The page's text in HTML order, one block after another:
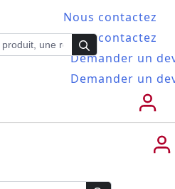
Nous contactez
Nous contactez
Demander un
Demander un